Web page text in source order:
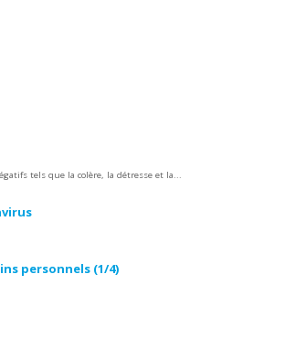
tels que la colère, la détresse et la...
personnels (1/4)